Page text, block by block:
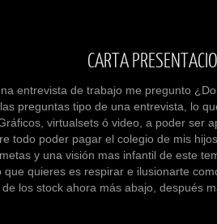
CARTA
de trabajo me pregunto
preguntas tipo de una entrevista, lo
virtualsets ó video, a poder ser
todo poder pagar el colegio de mis
y una visión mas infantil de este
quieres es respirar e ilusionarte
los stock ahora más abajo, después